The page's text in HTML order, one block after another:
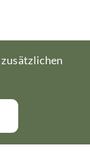
zusätzlichen